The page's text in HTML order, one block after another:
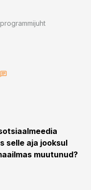
selle aja jooksul
muutunud?